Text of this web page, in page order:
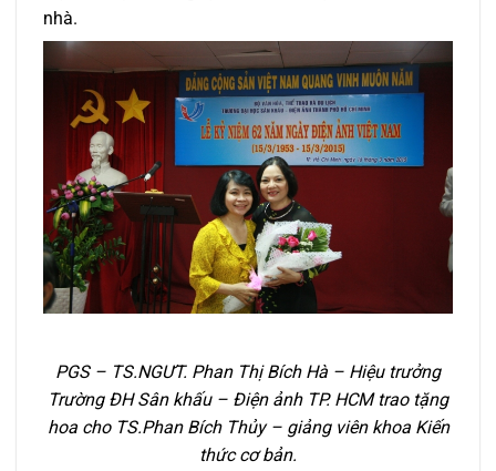
nhà.
PGS – TS.NGƯT. Phan Thị Bích Hà – Hiệu trưởng
Trường ĐH Sân khấu – Điện ảnh TP. HCM trao tặng
hoa cho TS.Phan Bích Thủy – giảng viên khoa Kiến
thức cơ bản.